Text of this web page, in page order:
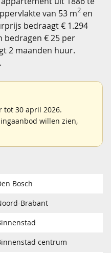
van 53 m2 en
bedraagt € 1.294
bedragen € 25 per
2 maanden huur.
tot 30 april 2026.
willen zien,
Bosch
Brabant
centrum